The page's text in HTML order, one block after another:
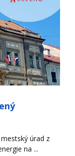
úrad z
na ...